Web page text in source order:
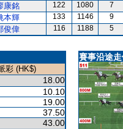
康銘 122 1080 7
本輝 133 1146 9
俊偉 116 1188 5
彩 (HK$)
18.00
10.10
19.00
37.50
43.00
賽事沿途